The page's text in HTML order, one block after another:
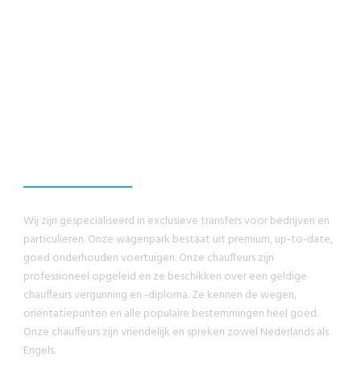
Wij zijn gespecialiseerd in exclusieve transfers voor bedrijven en
particulieren. Onze wagenpark bestaat uit premium, up-to-date,
goed onderhouden voertuigen. Onze chauffeurs zijn
professioneel opgeleid en ze beschikken over een geldige
chauffeurs vergunning en -diploma. Ze kennen de wegen,
oriëntatiepunten en alle populaire bestemmingen heel goed.
Onze chauffeurs zijn vriendelijk en spreken zowel Nederlands als
Engels.